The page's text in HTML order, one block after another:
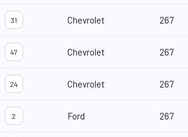
31 Chevrolet 267
47 Chevrolet 267
24 Chevrolet 267
2 Ford 267